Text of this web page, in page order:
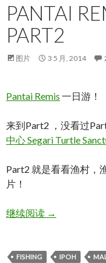
PANTAI
PART2
图片 3 5 月, 2014
Pantai Remis 一日游！
来到Part2 ，没看过
中心 Segari Turtle
Part2 就是看看渔村，
片！
继续阅读PANTAI
→
FISHING IPOH